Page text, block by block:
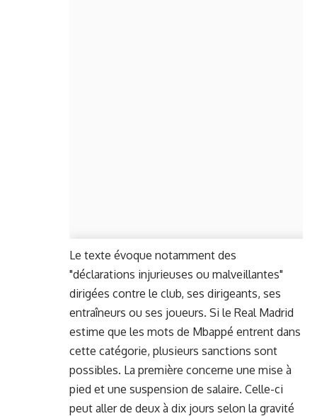
Le texte évoque notamment des
"déclarations injurieuses ou malveillantes"
dirigées contre le club, ses dirigeants, ses
entraîneurs ou ses joueurs. Si le Real Madrid
estime que les mots de Mbappé entrent dans
cette catégorie, plusieurs sanctions sont
possibles. La première concerne une mise à
pied et une suspension de salaire. Celle-ci
peut aller de deux à dix jours selon la gravité